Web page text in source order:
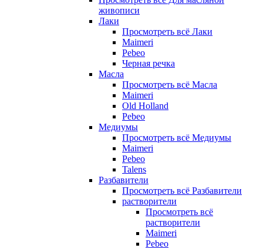
живописи
Лаки
Просмотреть всё Лаки
Maimeri
Pebeo
Черная речка
Масла
Просмотреть всё Масла
Maimeri
Old Holland
Pebeo
Медиумы
Просмотреть всё Медиумы
Maimeri
Pebeo
Talens
Разбавители
Просмотреть всё Разбавители
растворители
Просмотреть всё
растворители
Maimeri
Pebeo